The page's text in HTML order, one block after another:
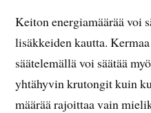
Keiton energiamäärää voi
lisäkkeiden kautta.
säätelemällä voi säätää
yhtähyvin krutongit kuin
määrää rajoittaa vain